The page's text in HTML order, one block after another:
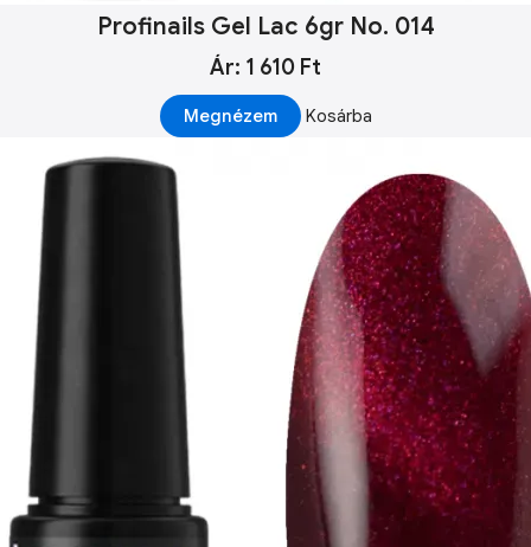
Profinails Gel Lac 6gr No. 014
Ár: 1 610 Ft
Megnézem Kosárba